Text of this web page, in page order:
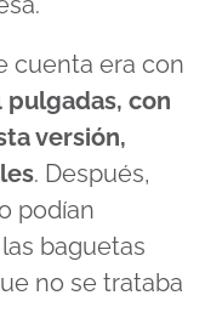
cuenta era con
pulgadas, con
versión,
. Después,
podían
baguetas
no se trataba